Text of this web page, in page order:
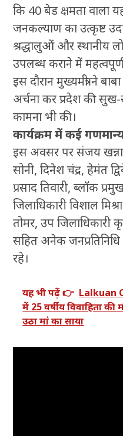
कि 40 बेड क्षमता वाला
जनकल्याण का उत्कृष्ट
श्रद्धालुओं और स्थानीय
उपलब्ध कराने में
इस दौरान मुख्यमंत्री ने
अर्चना कर प्रदेश की
कामना भी की।
कार्यक्रम में कई
इस अवसर पर संजय
सोनी, दिनेश चंद्र, हेमंत
प्रसाद तिवारी, ब्लॉक
जिलाधिकारी विशाल
तोमर, उप जिलाधिकारी
सहित अनेक
रहे।
यह भी पढ़ें 👉 Lalkuan
में 25 वर्षीय विवाहिता
उठा मां का साया